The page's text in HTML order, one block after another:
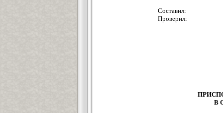
Составил:
Проверил:
В